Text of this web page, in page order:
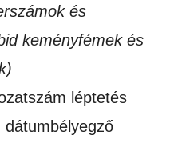
és
keményfémek és
léptetés